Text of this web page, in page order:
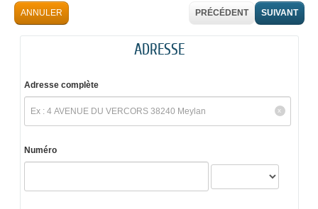
ANNULER SUIVANT
PRÉCÉDENT
ADRESSE
Adresse complète
Numéro